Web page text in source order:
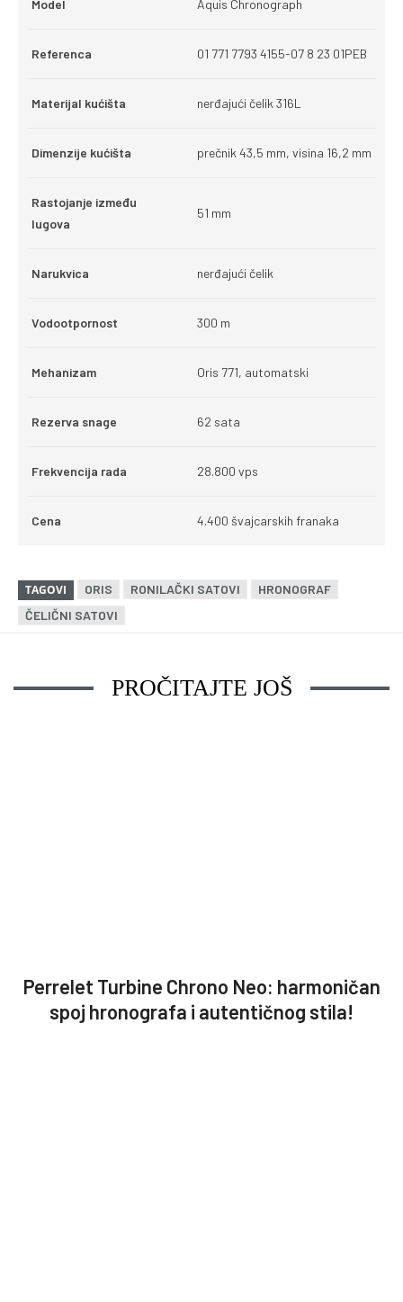
Model Aquis Chronograph
Referenca 01 771 7793 4155-07 8 23 01PEB
Materijal kućišta nerđajući čelik 316L
Dimenzije kućišta prečnik 43,5 mm, visina 16,2 mm
Rastojanje između
lugova
51 mm
Narukvica nerđajući čelik
Vodootpornost 300 m
Mehanizam Oris 771, automatski
Rezerva snage 62 sata
Frekvencija rada 28.800 vps
Cena 4.400 švajcarskih franaka
TAGOVI ORIS RONILAČKI SATOVI
HRONOGRAF
ČELIČNI SATOVI
PROČITAJTE JOŠ
Perrelet Turbine Chrono Neo: harmoničan
spoj hronografa i autentičnog stila!